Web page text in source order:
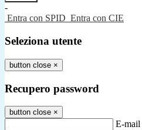
-
Entra con SPID Entra con CIE
Seleziona utente
button close ×
Recupero password
button close ×
E-mail